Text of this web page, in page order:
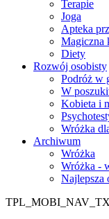
Terapie
Joga
Apteka
Magiczna
Diety
Rozwój osobisty
Podróż w
W
Kobieta i
Wróżka
Archiwum
Wróżka
Wróżka -
Najlepsza